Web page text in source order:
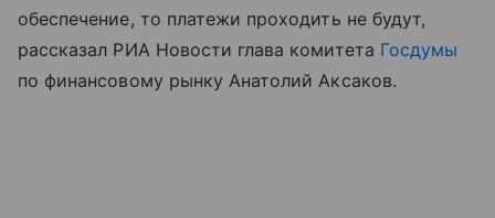
обеспечение, то платежи проходить не будут,
рассказал РИА Новости глава комитета Госдумы
по финансовому рынку Анатолий Аксаков.